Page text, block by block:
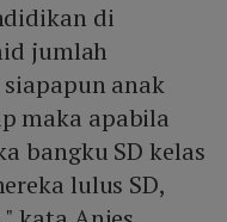
di
jumlah
anak
maka apabila
bangku SD kelas
lulus SD,